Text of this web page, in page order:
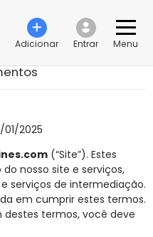
Adicionar Entrar Menu
01/2025
(“Site”). Estes
nosso site e serviços,
serviços de intermediação.
em cumprir estes termos.
termos, você deve